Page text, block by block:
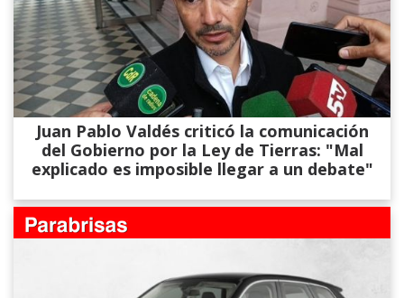
Juan Pablo Valdés criticó la comunicación
del Gobierno por la Ley de Tierras: "Mal
explicado es imposible llegar a un debate"